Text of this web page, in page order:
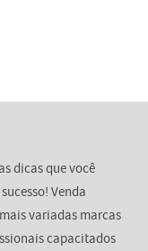
dicas que você
Venda
variadas marcas
capacitados